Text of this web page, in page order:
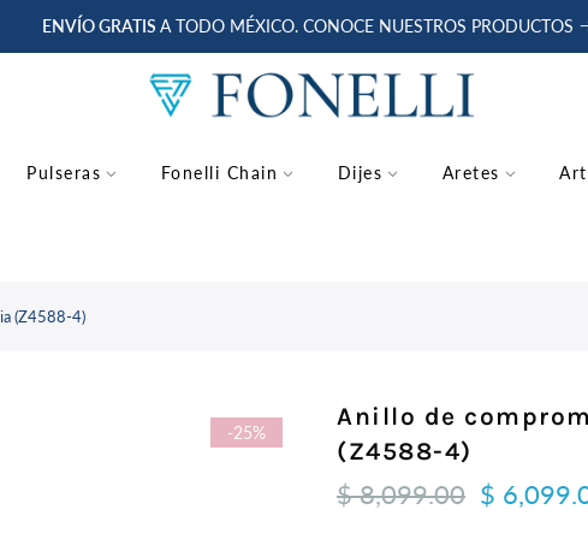
ENVÍO GRATIS A TODO MÉXICO. CONOCE NUESTROS PRODUCTOS
Pulseras Fonelli Chain Dijes Aretes
(Z4588-4)
-25%
Anillo de
(Z4588-4)
$ 8,099.00 $